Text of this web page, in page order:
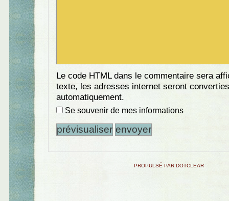
Le code HTML dans le commentaire sera
texte, les adresses internet seront converties
automatiquement.
Se souvenir de mes informations
PROPULSÉ PAR DOTCLEAR